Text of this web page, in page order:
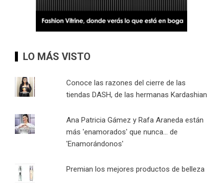
LO MÁS VISTO
Conoce las razones del cierre de las
tiendas DASH, de las hermanas Kardashian
Ana Patricia Gámez y Rafa Araneda están
más 'enamorados' que nunca... de
'Enamorándonos'
Premian los mejores productos de belleza